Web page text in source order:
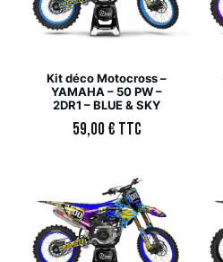
Kit déco Motocross –
YAMAHA – 50 PW –
2DR1 – BLUE & SKY
59,00€ TTC